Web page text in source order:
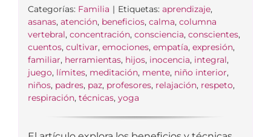
Categorías: Familia | Etiquetas: aprendizaje,
asanas, atención, beneficios, calma, columna
vertebral, concentración, consciencia, conscientes,
cuentos, cultivar, emociones, empatía, expresión,
familiar, herramientas, hijos, inocencia, integral,
juego, límites, meditación, mente, niño interior,
niños, padres, paz, profesores, relajación, respeto,
respiración, técnicas, yoga